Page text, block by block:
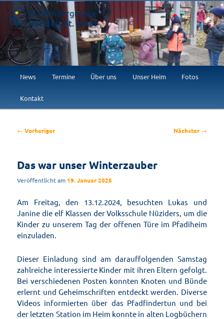
Pfadfindergruppe Nüziders St.
Viner
Willkommen im Abenteuer!
Zum
primären
Inhalt
News Termine Über uns Unser Heim Fotos
Kontakt
Beitragsnavigation
← Vorheriger Nächster →
Das war unser Winterzauber
Veröffentlicht am 19. Januar 2025
Am Freitag, den 13.12.2024, besuchten Lukas und
Janine die elf Klassen der Volksschule Nüziders, um die
Kinder zu unserem Tag der offenen Türe im Pfadiheim
einzuladen.
Dieser Einladung sind am darauffolgenden Samstag
zahlreiche interessierte Kinder mit ihren Eltern gefolgt.
Bei verschiedenen Posten konnten Knoten und Bünde
erlernt und Geheimschriften entdeckt werden. Diverse
Videos informierten über das Pfadfindertun und bei
der letzten Station im Heim konnte in alten Logbüchern